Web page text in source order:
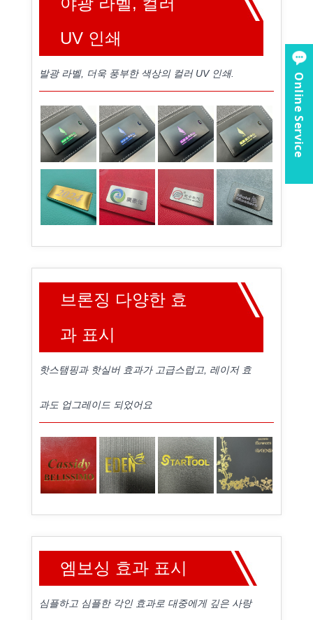
UV 인쇄
발광 라벨, 더욱 풍부한 색상의 컬러 UV 인쇄.
브론징 다양한 효
과 표시
핫스탬핑과 핫실버 효과가 고급스럽고, 레이저 효
과도 업그레이드 되었어요
엠보싱 효과 표시
심플하고 심플한 각인 효과로 대중에게 깊은 사랑
Online Service